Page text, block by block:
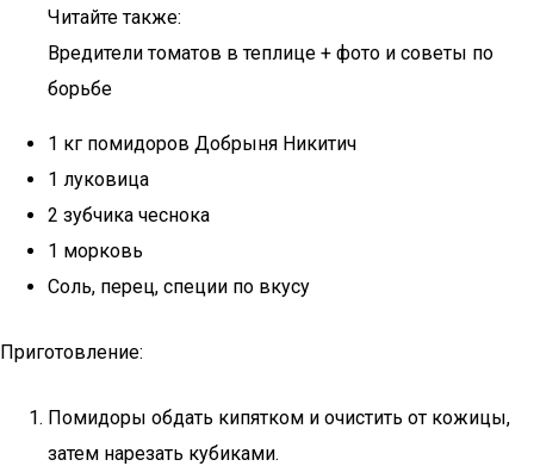
Читайте также:
Вредители томатов в теплице + фото и советы по
борьбе
1 кг помидоров Добрыня Никитич
1 луковица
2 зубчика чеснока
1 морковь
Соль, перец, специи по вкусу
Приготовление:
Помидоры обдать кипятком и очистить от кожицы,
затем нарезать кубиками.